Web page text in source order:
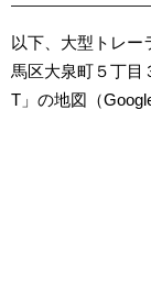
以下、大型トレー
馬区大泉町５丁目
T」の地図（